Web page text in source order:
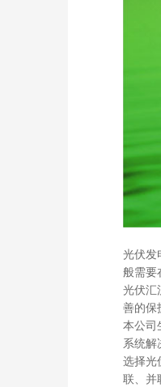
光伏发
般需要
光伏汇
善的保
本公司
系统解
选择光
联、并